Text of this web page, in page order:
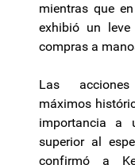
mientras que
exhibió un
compras a
Las acciones
máximos
importancia a
superior al
confirmó a